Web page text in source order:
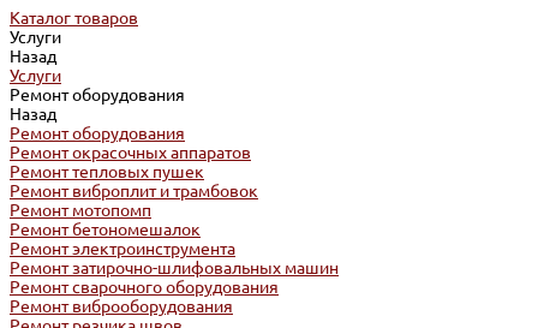
Каталог товаров
Услуги
Назад
Услуги
Ремонт оборудования
Назад
Ремонт оборудования
Ремонт окрасочных аппаратов
Ремонт тепловых пушек
Ремонт виброплит и трамбовок
Ремонт мотопомп
Ремонт бетономешалок
Ремонт электроинструмента
Ремонт затирочно-шлифовальных машин
Ремонт сварочного оборудования
Ремонт виброоборудования